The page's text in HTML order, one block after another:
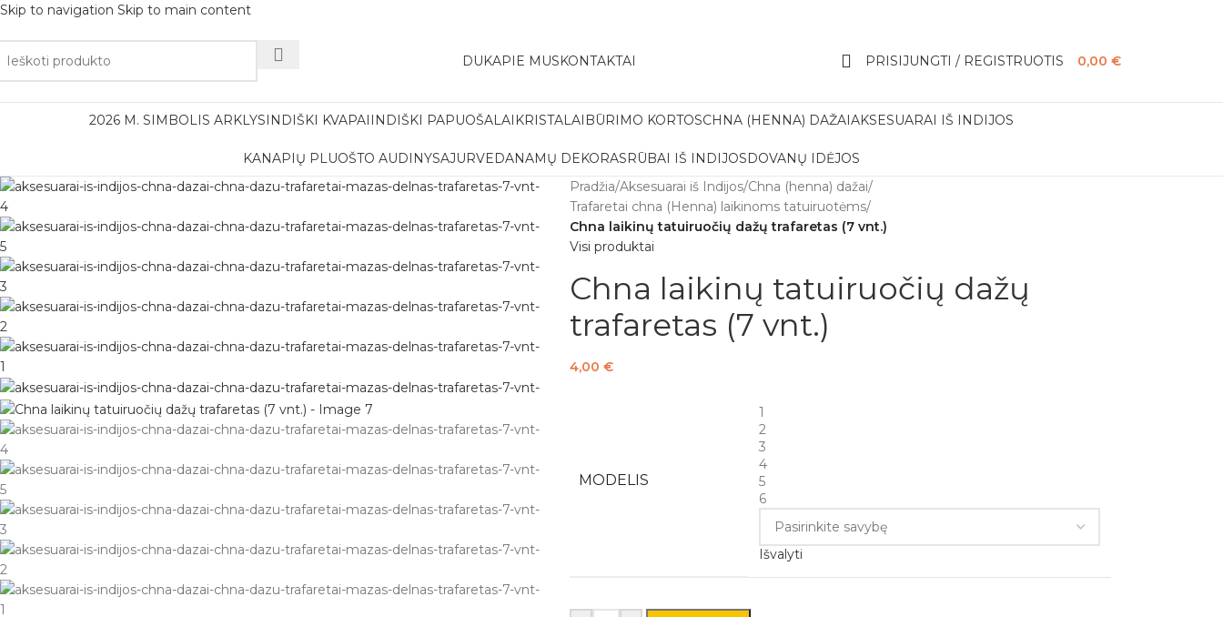
Skip to navigation Skip to main content
DUKAPIE MUSKONTAKTAI PRISIJUNGTI / REGISTRUOTIS 0,00 €
2026 M. SIMBOLIS ARKLYSINDIŠKI KVAPAI INDIŠKI PAPUOŠALAI KRISTALAI BŪRIMO KORTOSCHNA (HENNA) DAŽAIAKSESUARAI IŠ INDIJOS
KANAPIŲ PLUOŠTO AUDINYSAJURVEDANAMŲ DEKORASRŪBAI IŠ INDIJOSDOVANŲ IDĖJOS
Pradžia/Aksesuarai iš Indijos/Chna (henna) dažai/
Trafaretai chna (Henna) laikinoms tatuiruotėms/
Chna laikinų tatuiruočių dažų trafaretas (7 vnt.)
Visi produktai
Chna laikinų tatuiruočių dažų
trafaretas (7 vnt.)
4,00 €
MODELIS
1
2
3
4
5
6
Išvalyti